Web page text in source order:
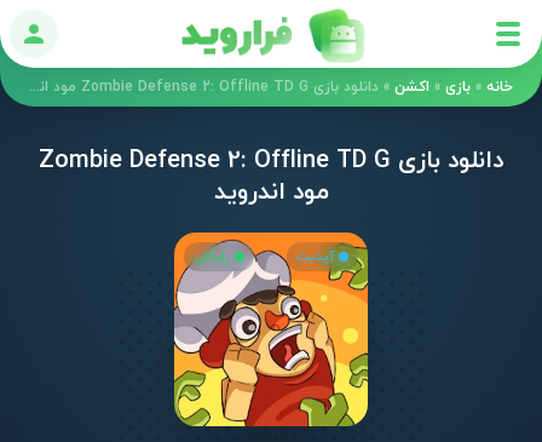
ورود
خانه » بازی » اکشن » دانلود بازی Zombie Defense 2: Offline TD G مود اندروید
دانلود بازی Zombie Defense 2: Offline TD G
مود اندروید
آپدیت رایگان